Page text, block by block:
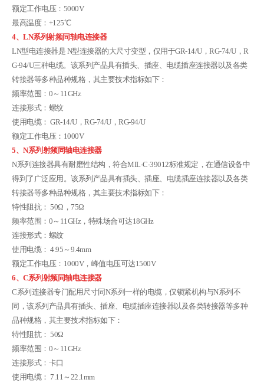
额定工作电压：5000V
最高温度：+125℃
4、LN系列射频同轴电连接器
LN型电连接器是 N型连接器的大尺寸变型，仅用于GR-14/U，RG-74/U，R
G-94/U三种电缆。该系列产品具有插头、插座、电缆插座连接器以及各类
转接器等多种品种规格，其主要技术指标如下：
频率范围：0～11GHz
连接形式：螺纹
使用电缆： GR-14/U，RG-74/U，RG-94/U
额定工作电压：1000V
5、N系列射频同轴电连接器
N系列连接器具有耐磨性结构，符合MIL-C-39012标准规定，在通信设备中
得到了广泛应用。该系列产品具有插头、插座、电缆插座连接器以及各类
转接器等多种品种规格，其主要技术指标如下：
特性阻抗： 50Ω，75Ω
频率范围：0～11GHz，特殊场合可达18GHz
连接形式：螺纹
使用电缆： 4.95～9.4mm
额定工作电压：1000V，峰值电压可达1500V
6、C系列射频同轴电连接器
C系列连接器专门配用尺寸同N系列一样的电缆，仅锁紧机构与N系列不
同，该系列产品具有插头、插座、电缆插座连接器以及各类转接器等多种
品种规格，其主要技术指标如下：
特性阻抗： 50Ω
频率范围：0～11GHz
连接形式：卡口
使用电缆： 7.11～22.1mm